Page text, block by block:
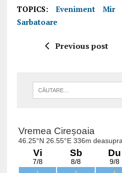
TOPICS: Eveniment Mir
Sarbatoare
Previous post